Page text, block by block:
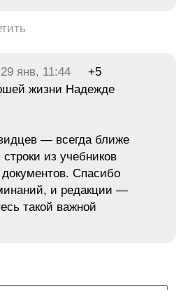
29 янв, 11:44
+5
жизни Надежде
— всегда ближе
из учебников
Спасибо
и редакции —
такой важной